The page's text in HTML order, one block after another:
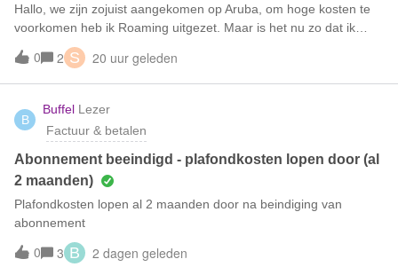
Hallo, we zijn zojuist aangekomen op Aruba, om hoge kosten te
voorkomen heb ik Roaming uitgezet. Maar is het nu zo dat ik
daardoor zelf niet kan bellen of gebeld worden? Moet ik Roaming
aanzetten om zelf te bellen of om gebeld te worden? Want dan zit
ik weer met torenhoge kosten omdat Roaming aan staat. Want op
de achtergrond wordt er dan toch weer contact gemaakt met het
internet. Net als ooit toen ik in Amerika was, ik was net geland en
toen kreeg ik al een melding dat mijn kosten al 50 euro waren
terwijl ik nog niets had gedaan.
0 2 S 20 uur geleden
B
Buffel Lezer
Factuur & betalen
Abonnement beeindigd - plafondkosten lopen door (al
2 maanden)
Plafondkosten lopen al 2 maanden door na beindiging van
abonnement
0 3 B 2 dagen geleden